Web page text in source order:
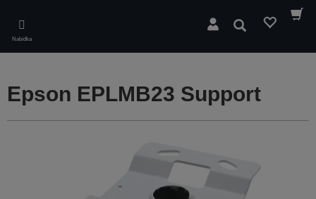
main
content
Nabídka
Hledat
Epson EPLMB23 Support